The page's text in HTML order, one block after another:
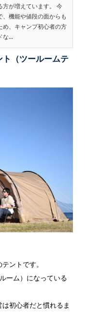
方が増えています。 今
機能や値段の面からも
め、キャンプ初心者の方
な...
（ツールームテ
ントです。
ーム）になっている
初心者だと慣れるま